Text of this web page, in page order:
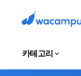
카테고리